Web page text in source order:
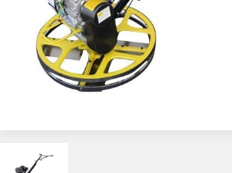
KLIENTU PORTĀLS
KĻŪT PAR KLIENTU
Iziet